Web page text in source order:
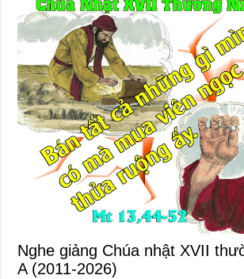
Nghe giảng Chúa nhật XVII
A (2011-2026)